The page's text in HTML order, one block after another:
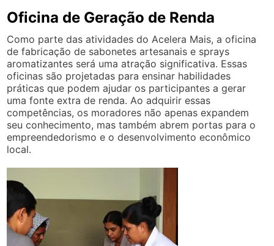
Oficina de Geração de Renda
Como parte das atividades do Acelera Mais, a oficina
de fabricação de sabonetes artesanais e sprays
aromatizantes será uma atração significativa. Essas
oficinas são projetadas para ensinar habilidades
práticas que podem ajudar os participantes a gerar
uma fonte extra de renda. Ao adquirir essas
competências, os moradores não apenas expandem
seu conhecimento, mas também abrem portas para o
empreendedorismo e o desenvolvimento econômico
local.